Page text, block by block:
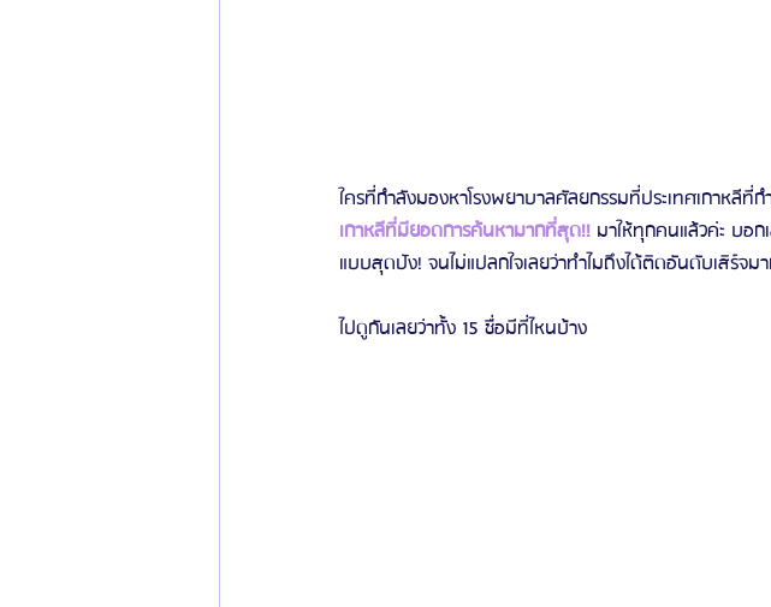
ใครที่กำลังมองหาโรงพยาบาลศัลยกรรมที่ประเทศเกาหลีที่
เกาหลีที่มียอดการค้นหามากที่สุด!! มาให้ทุกคนแล้วค่ะ บอก
แบบสุดปัง! จนไม่แปลกใจเลยว่าทำไมถึงได้ติดอันดับเสิร์จม
ไปดูกันเลยว่าทั้ง 15 ชื่อมีที่ไหนบ้าง